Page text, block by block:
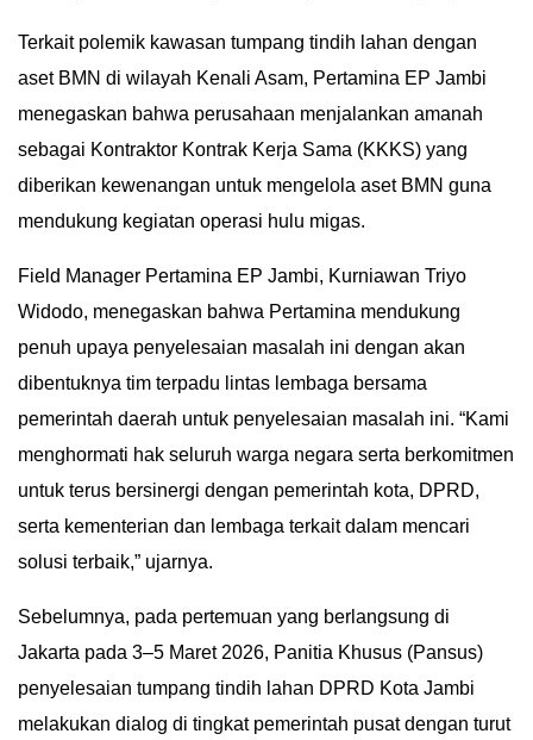
Terkait polemik kawasan tumpang tindih lahan dengan
aset BMN di wilayah Kenali Asam, Pertamina EP Jambi
menegaskan bahwa perusahaan menjalankan amanah
sebagai Kontraktor Kontrak Kerja Sama (KKKS) yang
diberikan kewenangan untuk mengelola aset BMN guna
mendukung kegiatan operasi hulu migas.
Field Manager Pertamina EP Jambi, Kurniawan Triyo
Widodo, menegaskan bahwa Pertamina mendukung
penuh upaya penyelesaian masalah ini dengan akan
dibentuknya tim terpadu lintas lembaga bersama
pemerintah daerah untuk penyelesaian masalah ini. “Kami
menghormati hak seluruh warga negara serta berkomitmen
untuk terus bersinergi dengan pemerintah kota, DPRD,
serta kementerian dan lembaga terkait dalam mencari
solusi terbaik,” ujarnya.
Sebelumnya, pada pertemuan yang berlangsung di
Jakarta pada 3–5 Maret 2026, Panitia Khusus (Pansus)
penyelesaian tumpang tindih lahan DPRD Kota Jambi
melakukan dialog di tingkat pemerintah pusat dengan turut